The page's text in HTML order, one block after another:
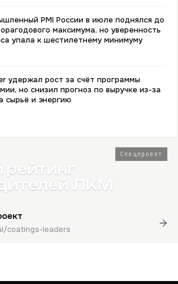
PMI России в июле поднялся до
максимума, но уверенность
упала к шестилетнему минимуму
удержал рост за счёт программы
но снизил прогноз по выручке из-за
сырьё и энергию
Спецпроект
ЛКМ
coatings-leaders